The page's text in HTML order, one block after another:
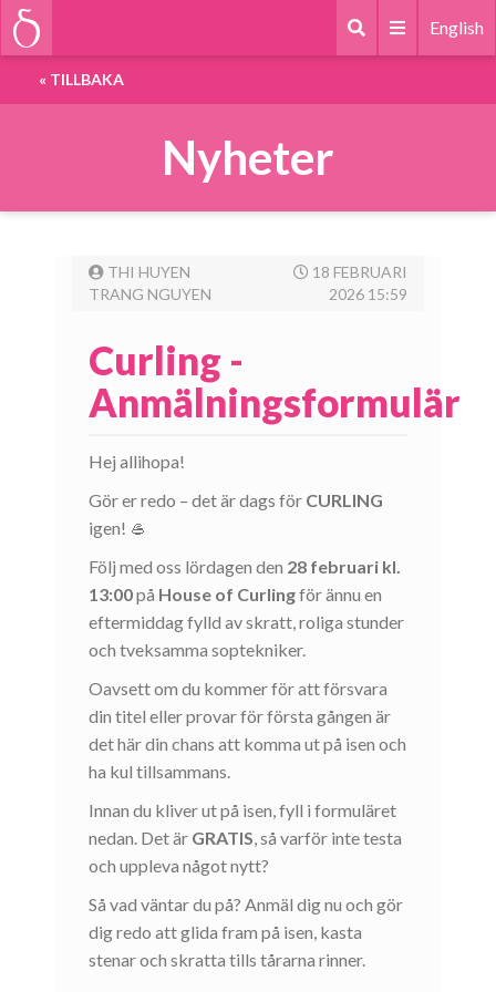
English
« TILLBAKA
Nyheter
THI HUYEN
TRANG NGUYEN
18 FEBRUARI
2026 15:59
Curling -
Anmälningsformulär
Hej allihopa!
Gör er redo – det är dags för CURLING
igen! 🥌
Följ med oss lördagen den 28 februari kl.
13:00på House of Curlingför ännu en
eftermiddag fylld av skratt, roliga stunder
och tveksamma soptekniker.
Oavsett om du kommer för att försvara
din titel eller provar för första gången är
det här din chans att komma ut på isen och
ha kul tillsammans.
Innan du kliver ut på isen, fyll i formuläret
nedan. Det är GRATIS, så varför inte testa
och uppleva något nytt?
Så vad väntar du på? Anmäl dig nu och gör
dig redo att glida fram på isen, kasta
stenar och skratta tills tårarna rinner.